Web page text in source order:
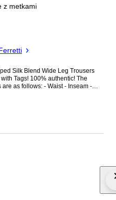
z metkami
Silk Blend Wide Leg Trousers
- Waist - Inseam -